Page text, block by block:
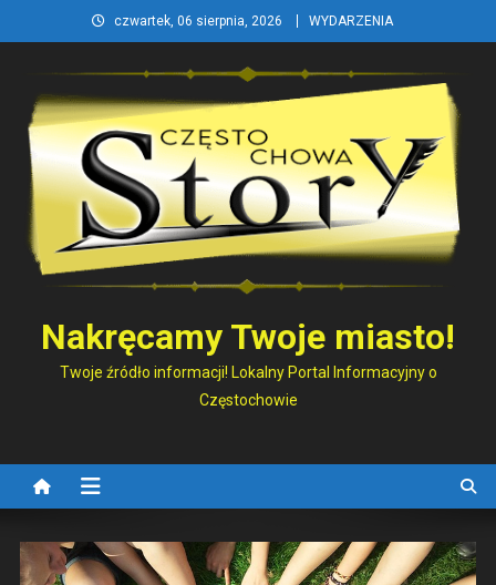
to
czwartek, 06 sierpnia, 2026 WYDARZENIA
Nakręcamy Twoje miasto!
Twoje źródło informacji! Lokalny Portal Informacyjny o
Częstochowie